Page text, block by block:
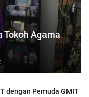
Tokoh Agama
dengan Pemuda GMIT